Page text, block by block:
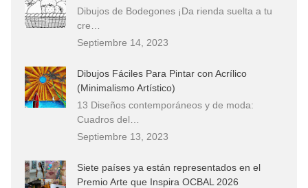
Dibujos de Bodegones ¡Da rienda suelta a tu
cre…
Septiembre 14, 2023
Dibujos Fáciles Para Pintar con Acrílico
(Minimalismo Artístico)
13 Diseños contemporáneos y de moda:
Cuadros del…
Septiembre 13, 2023
Siete países ya están representados en el
Premio Arte que Inspira OCBAL 2026